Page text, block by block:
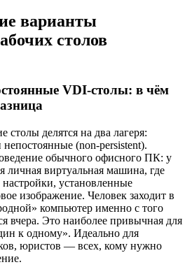
варианты
столов
VDI-столы: в чём
столы делятся на два лагеря:
(non-persistent).
обычного офисного ПК: у
личная виртуальная машина, где
установленные
изображение. Человек заходит в
компьютер именно с того
вчера. Это наиболее привычная для
к одному». Идеально для
юристов — всех, кому нужно